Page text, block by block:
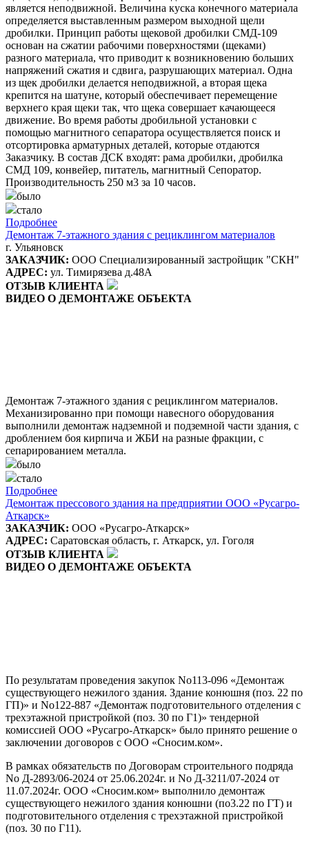
является неподвижной. Величина куска конечного материала
определяется выставленным размером выходной щели
дробилки. Принцип работы щековой дробилки СМД-109
основан на сжатии рабочими поверхностями (щеками)
разного материала, что приводит к возникновению больших
напряжений сжатия и сдвига, разрушающих материал. Одна
из щек дробилки делается неподвижной, а вторая щека
крепится на шатуне, который обеспечивает перемещение
верхнего края щеки так, что щека совершает качающееся
движение. Во время работы дробильной установки с
помощью магнитного сепаратора осуществляется поиск и
отсортировка арматурных деталей, которые отдаются
Заказчику. В состав ДСК входят: рама дробилки, дробилка
СМД 109, конвейер, питатель, магнитный Сепоратор.
Производительность 250 м3 за 10 часов.
было
стало
Подробнее
Демонтаж 7-этажного здания с рециклингом материалов
г. Ульяновск
ЗАКАЗЧИК: ООО Специализированный застройщик "СКН"
АДРЕС: ул. Тимирязева д.48А
ОТЗЫВ КЛИЕНТА
ВИДЕО О ДЕМОНТАЖЕ ОБЪЕКТА
Демонтаж 7-этажного здания с рециклингом материалов.
Механизированно при помощи навесного оборудования
выполнили демонтаж надземной и подземной части здания, с
дроблением боя кирпича и ЖБИ на разные фракции, с
сепарированием металла.
было
стало
Подробнее
Демонтаж прессового здания на предприятии ООО «Русагро-
Аткарск»
ЗАКАЗЧИК: ООО «Русагро-Аткарск»
АДРЕС: Саратовская область, г. Аткарск, ул. Гоголя
ОТЗЫВ КЛИЕНТА
ВИДЕО О ДЕМОНТАЖЕ ОБЪЕКТА
По результатам проведения закупок No113-096 «Демонтаж
существующего нежилого здания. Здание конюшня (поз. 22 по
ГП)» и No122-887 «Демонтаж подготовительного отделения с
трехэтажной пристройкой (поз. 30 по Г1)» тендерной
комиссией ООО «Русагро-Аткарск» было принято решение о
заключении договоров с ООО «Сносим.ком».
В рамках обязательств по Договорам строительного подряда
No Д-2893/06-2024 от 25.06.2024г. и No Д-3211/07-2024 от
11.07.2024г. ООО «Сносим.ком» выполнило демонтаж
существующего нежилого здания конюшни (по3.22 по ГТ) и
подготовительного отделения с трехэтажной пристройкой
(поз. 30 по Г11).